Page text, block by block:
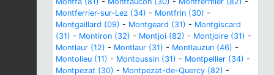
Montferrier-sur-Lez (34) - Montfrin (30) -
Montgaillard (09) - Montgeard (31) - Montgiscard
(31) - Montiron (32) - Montjoi (82) - Montjoire (31) -
Montlaur (12) - Montlaur (31) - Montlauzun (46) -
Montolieu (11) - Montoussin (31) - Montpellier (34) -
Montpezat (30) - Montpezat-de-Quercy (82) -